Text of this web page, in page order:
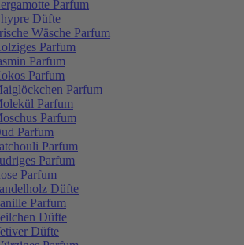
Parfum
Düfte
Wäsche Parfum
Parfum
Parfum
Parfum
Parfum
Parfum
Parfum
Parfum
Parfum
Parfum
Parfum
Düfte
Parfum
Düfte
Düfte